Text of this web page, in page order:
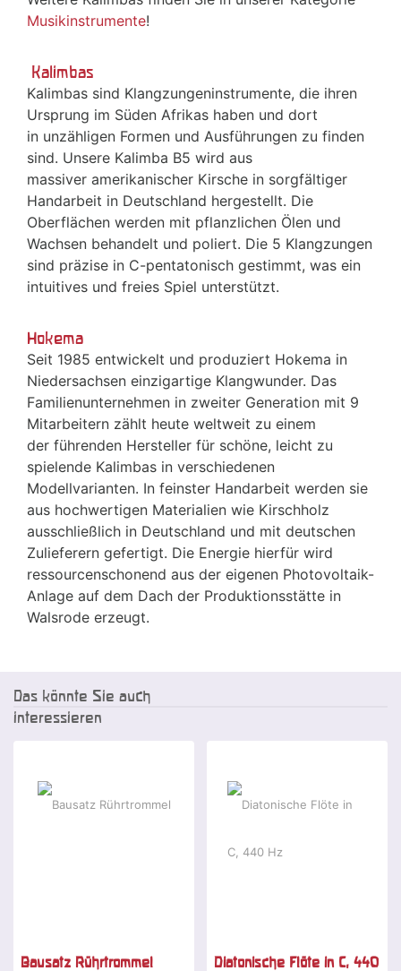
Musikinstrumente!
Kalimbas
Kalimbas sind Klangzungeninstrumente, die ihren
Ursprung im Süden Afrikas haben und dort
in unzähligen Formen und Ausführungen zu finden
sind. Unsere Kalimba B5 wird aus
massiver amerikanischer Kirsche in sorgfältiger
Handarbeit in Deutschland hergestellt. Die
Oberflächen werden mit pflanzlichen Ölen und
Wachsen behandelt und poliert. Die 5 Klangzungen
sind präzise in C-pentatonisch gestimmt, was ein
intuitives und freies Spiel unterstützt.
Hokema
Seit 1985 entwickelt und produziert Hokema in
Niedersachsen einzigartige Klangwunder. Das
Familienunternehmen in zweiter Generation mit 9
Mitarbeitern zählt heute weltweit zu einem
der führenden Hersteller für schöne, leicht zu
spielende Kalimbas in verschiedenen
Modellvarianten. In feinster Handarbeit werden sie
aus hochwertigen Materialien wie Kirschholz
ausschließlich in Deutschland und mit deutschen
Zulieferern gefertigt. Die Energie hierfür wird
ressourcenschonend aus der eigenen Photovoltaik-
Anlage auf dem Dach der Produktionsstätte in
Walsrode erzeugt.
Das könnte Sie auch
interessieren
Bausatz Rührtrommel Diatonische Flöte in C, 440